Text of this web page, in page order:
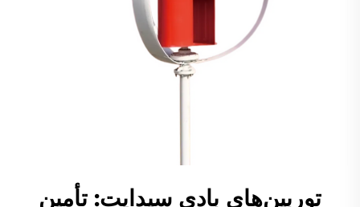
توربین‌های بادی سیدایت: تأمین